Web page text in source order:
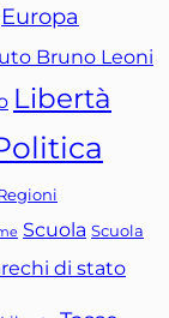
Europa
Bruno Leoni
Libertà
Scuola Scuola
di stato